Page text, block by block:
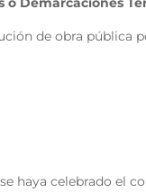
de obra pública
haya celebrado el